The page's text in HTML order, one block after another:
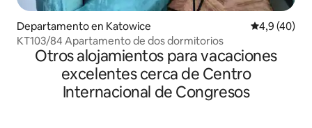
Departamento en Katowice Calificación
4,9 (40)
KT103/84 Apartamento de dos dormitorios
Otros alojamientos para vacaciones
excelentes cerca de Centro
Internacional de Congresos